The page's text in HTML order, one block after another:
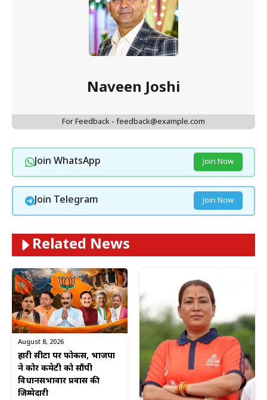
Naveen Joshi
For Feedback - feedback@example.com
Join WhatsApp Join Now
Join Telegram Join Now
Related News
August 8, 2026
हारी सीटों पर फोकस, भाजपा
ने कोर कमेटी को सौंपी
विधानसभावार प्रवास की
जिम्मेदारी